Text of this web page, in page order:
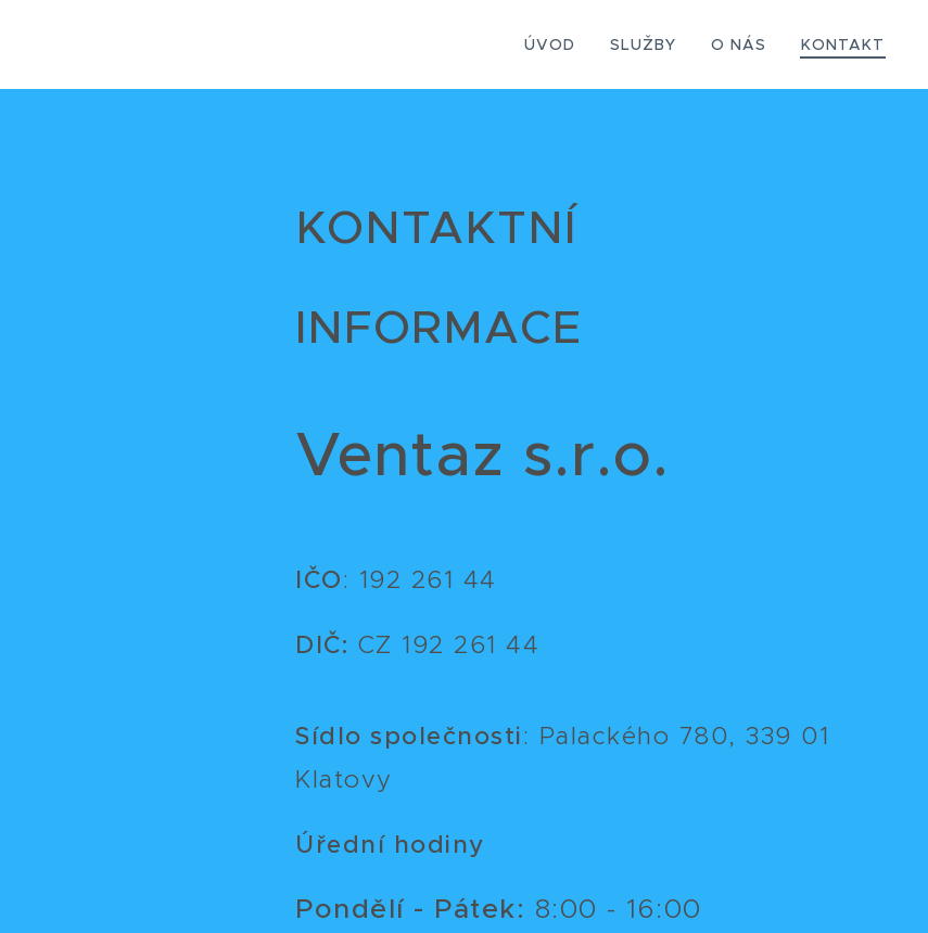
ÚVOD SLUŽBY O NÁS KONTAKT
KONTAKTNÍ
INFORMACE
Ventaz s.r.o.
IČO: 192 261 44
DIČ: CZ 192 261 44
Sídlo společnosti: Palackého 780, 339 01
Klatovy
Úřední hodiny
Pondělí - Pátek: 8:00 - 16:00